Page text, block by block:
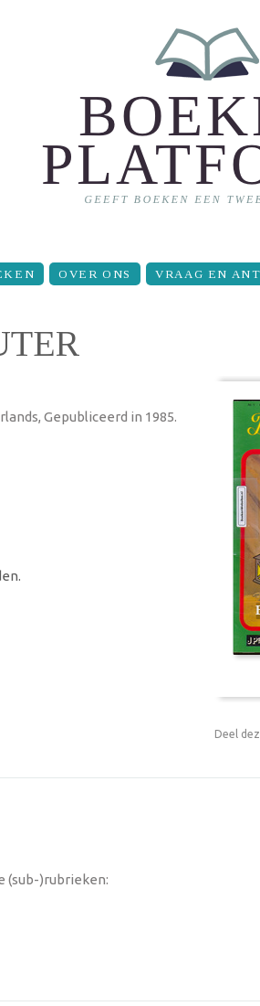
OVER ONS VRAAG EN
Gepubliceerd in 1985.
Deel
(sub-)rubrieken: